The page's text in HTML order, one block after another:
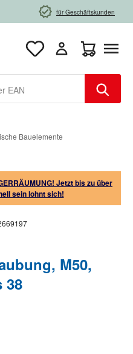
für Geschäftskunden
Bauelemente
Jetzt bis zu über
sein lohnt sich!
M50,
38